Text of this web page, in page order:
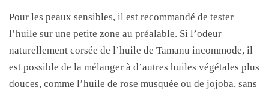
Pour les peaux sensibles, il est recommandé de tester
l’huile sur une petite zone au préalable. Si l’odeur
naturellement corsée de l’huile de Tamanu incommode, il
est possible de la mélanger à d’autres huiles végétales plus
douces, comme l’huile de rose musquée ou de jojoba, sans